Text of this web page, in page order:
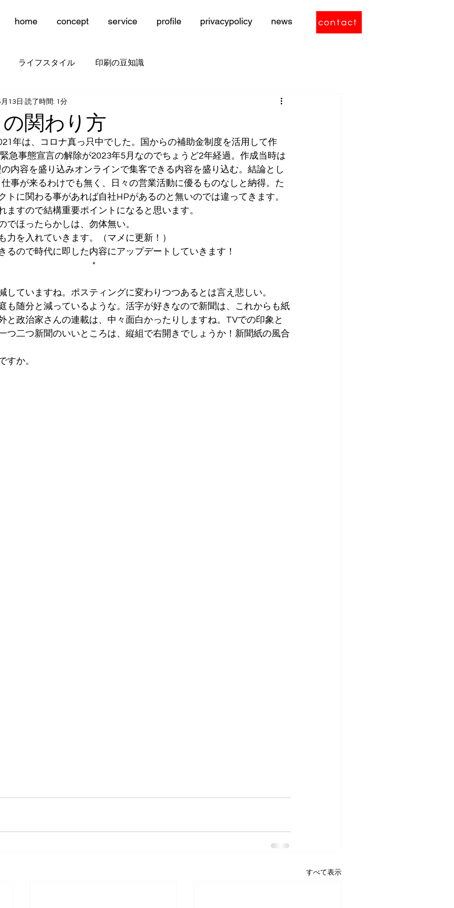
home concept service profile privacypolicy news contact
ライフスタイル 印刷の豆知識
関わり方
13日 読了時間: 1分
年は、コロナ真っ只中でした。国からの補助金制度を活用して作
急事態宣言の解除が2023年5月なのでちょうど2年経過。作成当時は
内容を盛り込みオンラインで集客できる内容を盛り込む。結論とし
事が来るわけでも無く、日々の営業活動に優るものなしと納得。た
トに関わる事があれば自社HPがあるのと無いのでは違ってきます。
ますので結構重要ポイントになると思います。
でほったらかしは、勿体無い。
力を入れていきます。（マメに更新！）
るので時代に即した内容にアップデートしていきます！
                                                                                       *
していますね。ポスティングに変わりつつあるとは言え悲しい。
も随分と減っているような。活字が好きなので新聞は、これからも紙
と政治家さんの連載は、中々面白かったりしますね。TVでの印象と
つ二つ新聞のいいところは、縦組で右開きでしょうか！新聞紙の風合
すか。
すべて表示